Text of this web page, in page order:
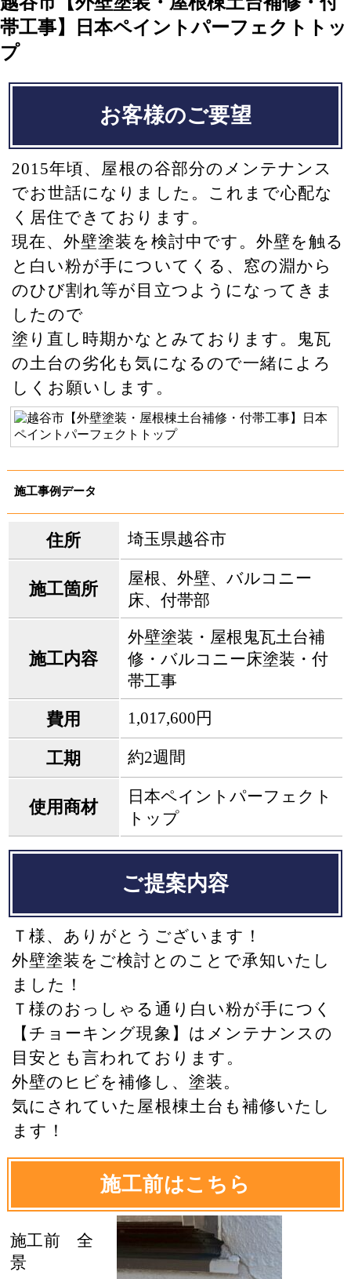
帯工事】日本ペイントパーフェクトトッ
プ
お客様のご要望
2015年頃、屋根の谷部分のメンテナンス
でお世話になりました。これまで心配な
く居住できております。
現在、外壁塗装を検討中です。外壁を触る
と白い粉が手についてくる、窓の淵から
のひび割れ等が目立つようになってきま
したので
塗り直し時期かなとみております。鬼瓦
の土台の劣化も気になるので一緒によろ
しくお願いします。
施工事例データ
住所 埼玉県越谷市
施工箇所
屋根、外壁、バルコニー
床、付帯部
施工内容
外壁塗装・屋根鬼瓦土台補
修・バルコニー床塗装・付
帯工事
費用 1,017,600円
工期 約2週間
使用商材
日本ペイントパーフェクト
トップ
ご提案内容
Ｔ様、ありがとうございます！
外壁塗装をご検討とのことで承知いたし
ました！
Ｔ様のおっしゃる通り白い粉が手につく
【チョーキング現象】はメンテナンスの
目安とも言われております。
外壁のヒビを補修し、塗装。
気にされていた屋根棟土台も補修いたし
ます！
施工前はこちら
施工前 全
景